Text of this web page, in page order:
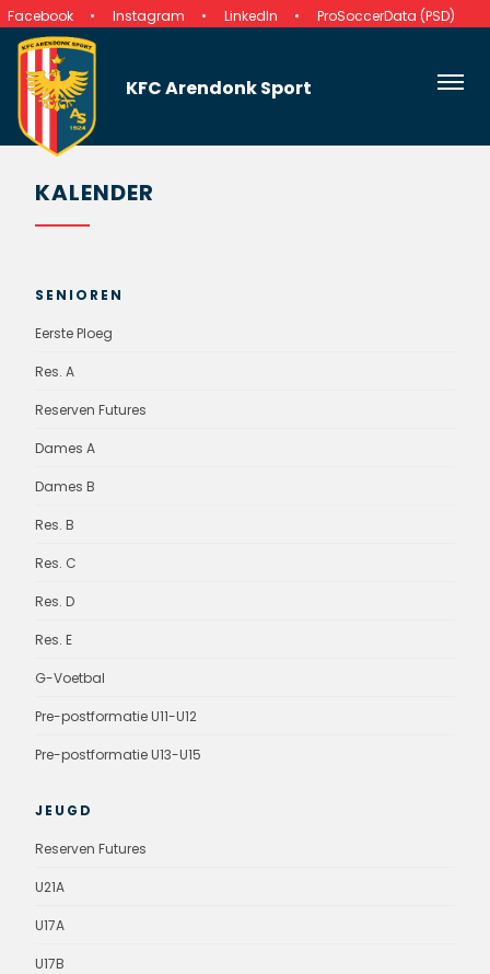
Facebook Instagram LinkedIn ProSoccerData (PSD)
KFC Arendonk Sport
KALENDER
SENIOREN
Eerste Ploeg
Res. A
Reserven Futures
Dames A
Dames B
Res. B
Res. C
Res. D
Res. E
G-Voetbal
Pre-postformatie U11-U12
Pre-postformatie U13-U15
JEUGD
Reserven Futures
U21A
U17A
U17B